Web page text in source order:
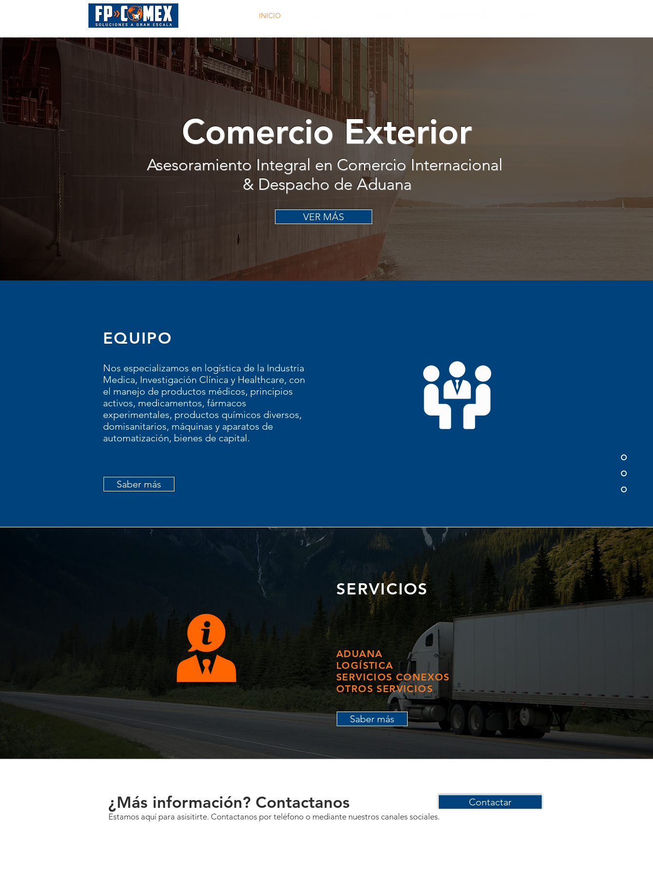
INICIO
Comercio Exterior
Asesoramiento Integral en Comercio Internacional
& Despacho de Aduana
VER MÁS
EQUIPO
Nos especializamos en logística de la Industria
Medica, Investigación Clínica y Healthcare, con
el manejo de productos médicos, principios
activos, medicamentos, fármacos
experimentales, productos químicos diversos,
domisanitarios, máquinas y aparatos de
automatización, bienes de capital.
Saber más
SERVICIOS
ADUANA
LOGÍSTICA
SERVICIOS CONEXOS
OTROS SERVICIOS
Saber más
¿Más información? Contactanos
Estamos aquí para asisitirte. Contactanos por teléfono o mediante nuestros canales sociales.
Contactar